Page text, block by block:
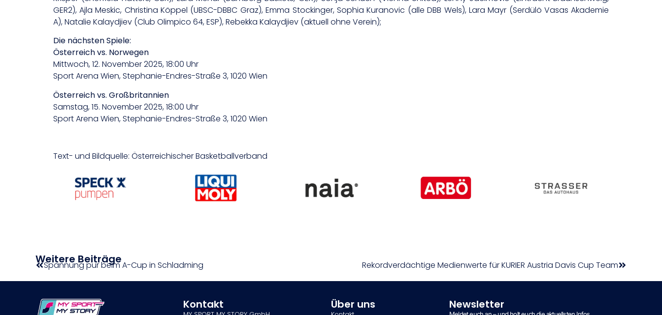
GER2), Ajla Meskic, Christina Köppel (UBSC-DBBC Graz), Emma Stockinger, Sophia Kuranovic (alle DBB Wels), Lara Mayr (Serdülö Vasas Akademie
A), Natalie Kalaydjiev (Club Olimpico 64, ESP), Rebekka Kalaydjiev (aktuell ohne Verein);
Die nächsten Spiele:
Österreich vs. Norwegen
Mittwoch, 12. November 2025, 18:00 Uhr
Sport Arena Wien, Stephanie-Endres-Straße 3, 1020 Wien
Österreich vs. Großbritannien
Samstag, 15. November 2025, 18:00 Uhr
Sport Arena Wien, Stephanie-Endres-Straße 3, 1020 Wien
Text- und Bildquelle: Österreichischer Basketballverband
Weitere Beiträge
Spannung pur beim A-Cup in Schladming Rekordverdächtige Medienwerte für KURIER Austria Davis Cup Team
Kontakt Über uns Newsletter